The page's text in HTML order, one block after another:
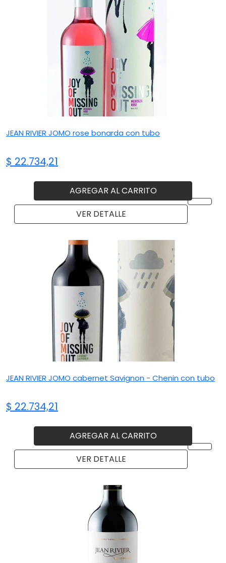
JEAN RIVIER JOMO rose bonarda con tubo
$ 22.734,21
AGREGAR AL CARRITO
VER DETALLE
JEAN RIVIER JOMO cabernet Savignon - Chenin con tubo
$ 22.734,21
AGREGAR AL CARRITO
VER DETALLE